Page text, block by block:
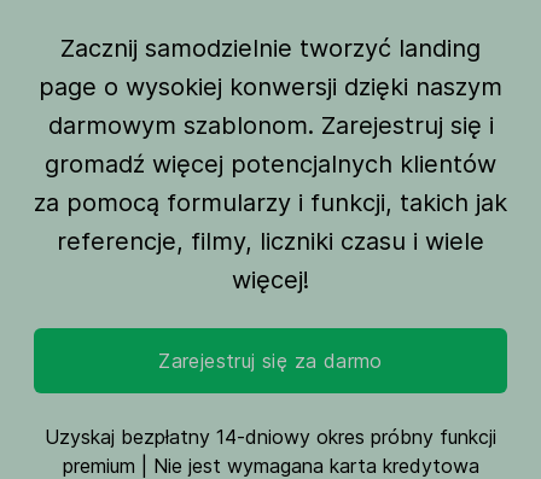
Zacznij samodzielnie tworzyć landing
page o wysokiej konwersji dzięki naszym
darmowym szablonom. Zarejestruj się i
gromadź więcej potencjalnych klientów
za pomocą formularzy i funkcji, takich jak
referencje, filmy, liczniki czasu i wiele
więcej!
Zarejestruj się za darmo
Uzyskaj bezpłatny 14-dniowy okres próbny funkcji
premium | Nie jest wymagana karta kredytowa